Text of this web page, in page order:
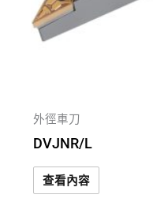
外徑車刀
DVJNR/L
查看內容